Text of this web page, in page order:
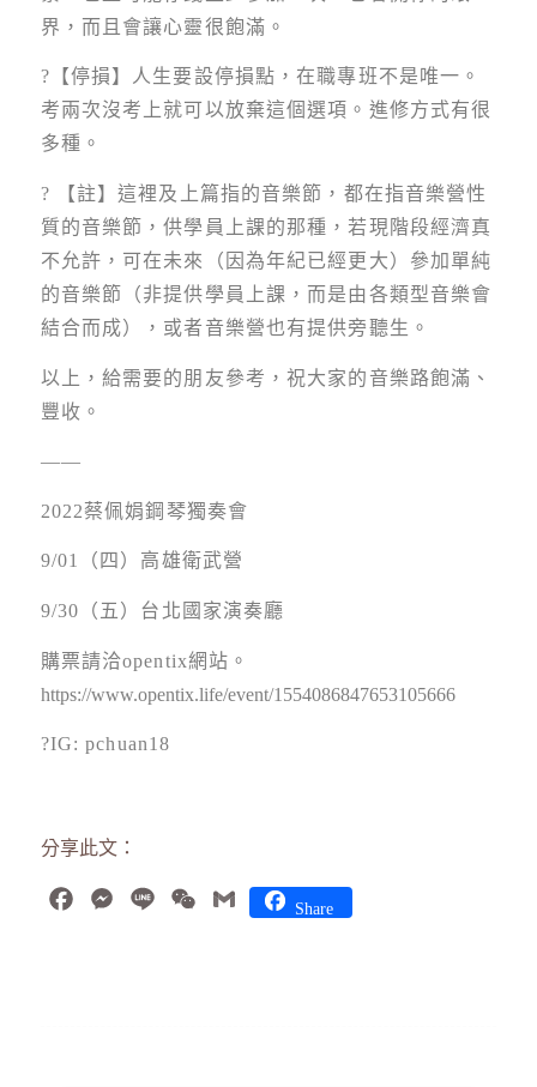
界，而且會讓心靈很飽滿。
?【停損】人生要設停損點，在職專班不是唯一。
考兩次沒考上就可以放棄這個選項。進修方式有很
多種。
? 【註】這裡及上篇指的音樂節，都在指音樂營性
質的音樂節，供學員上課的那種，若現階段經濟真
不允許，可在未來（因為年紀已經更大）參加單純
的音樂節（非提供學員上課，而是由各類型音樂會
結合而成），或者音樂營也有提供旁聽生。
以上，給需要的朋友參考，祝大家的音樂路飽滿、
豐收。
——
2022蔡佩娟鋼琴獨奏會
9/01（四）高雄衛武營
9/30（五）台北國家演奏廳
購票請洽opentix網站。
https://www.opentix.life/event/1554086847653105666
?IG: pchuan18
分享此文：
FacebookMessenger
Line WeChatGmail
Share